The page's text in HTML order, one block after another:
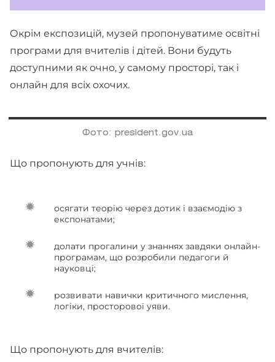
Окрім експозицій, музей пропонуватиме освітні
програми для вчителів і дітей. Вони будуть
доступними як очно, у самому просторі, так і
онлайн для всіх охочих.
Фото: president.gov.ua
Що пропонують для учнів:
осягати теорію через дотик і взаємодію з
експонатами;
долати прогалини у знаннях завдяки онлайн-
програмам, що розробили педагоги й
науковці;
розвивати навички критичного мислення,
логіки, просторової уяви.
Що пропонують для вчителів: